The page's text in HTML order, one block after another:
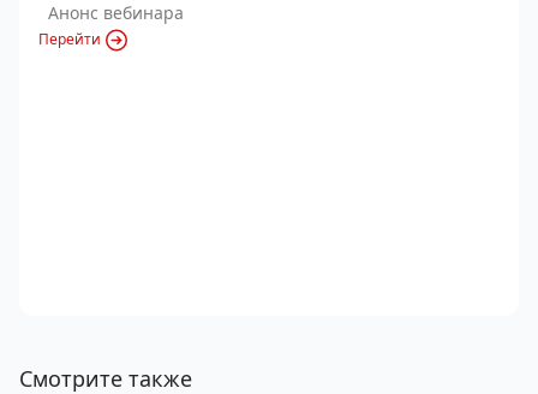
Анонс вебинара
Перейти
Смотрите также